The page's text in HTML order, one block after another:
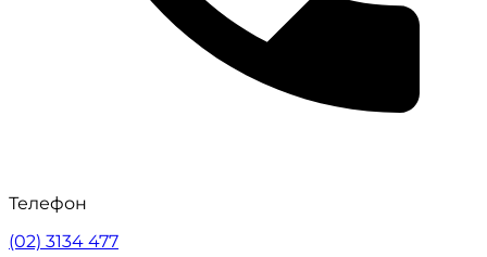
Телефон
(02) 3134 477